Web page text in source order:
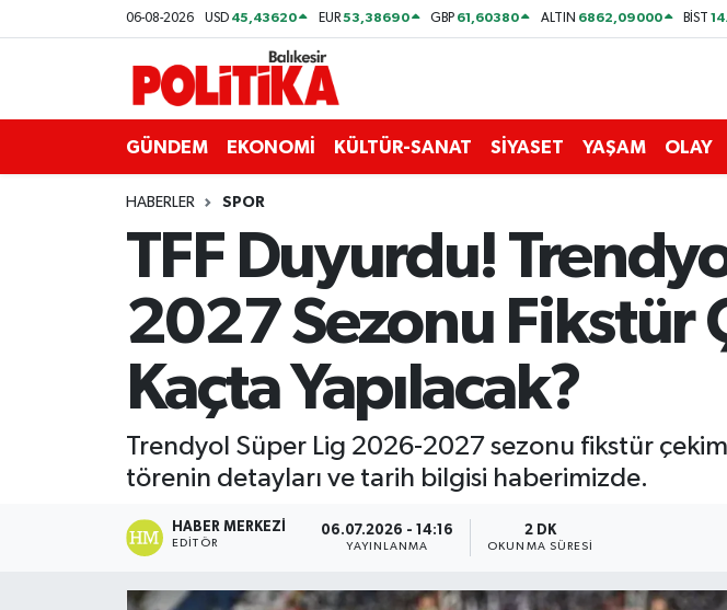
06-08-2026 USD 45,43620 EUR53,38690 GBP 61,60380 ALTIN 6862,09000 BİST
GÜNDEM EKONOMİ KÜLTÜR-SANAT SİYASET YAŞAM OLAY
HABERLER SPOR
TFF Duyurdu!
2027 Sezonu Fikstür
Kaçta Yapılacak?
Trendyol Süper Lig 2026-2027 sezonu fikstür
törenin detayları ve tarih bilgisi haberimizde.
HABER MERKEZI
EDITÖR
06.07.2026 - 14:16
YAYINLANMA
2 DK
OKUNMA SÜRESI
ASTROLOJİ
BİYOGRAFİLER
Balıkesir Nöbetçi Eczaneler
Balıkesir Hava Durumu
Balıkesir Namaz Vakitleri
Balıkesir Trafik Yoğunluk Haritası
Süper Lig Puan Durumu ve Fikstür
Tüm Manşetler
Son Dakika Haberleri
Haber Arşivi